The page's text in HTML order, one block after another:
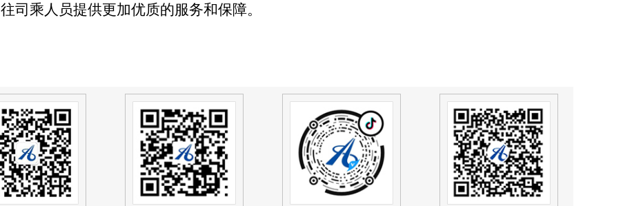
往司乘人员提供更加优质的服务和保障。